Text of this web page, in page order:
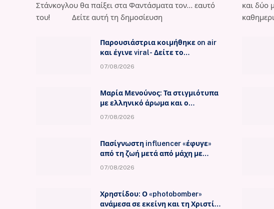
Στάνκογλου θα παίξει στα Φαντάσματα τον… εαυτό
του! Δείτε αυτή τη δημοσίευση
και δύο
Παρουσιάστρια κοιμήθηκε on air
και έγινε viral- Δείτε το
στιγμιότυπο
07/08/2026
Μαρία Μενούνος: Τα στιγμιότυπα
με ελληνικό άρωμα και ο
απολογισμός
07/08/2026
Πασίγνωστη influencer «έφυγε»
από τη ζωή μετά από μάχη με
σπάνιο καρκίνο
07/08/2026
Χρηστίδου: Ο «photobomber»
ανάμεσα σε εκείνη και τη Χριστίνα